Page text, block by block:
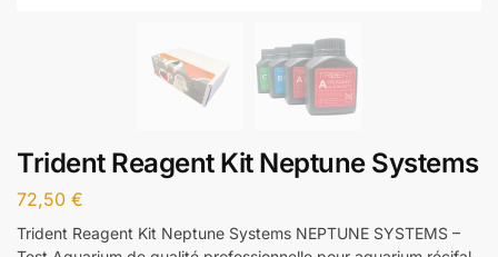
Trident Reagent Kit Neptune Systems
72,50 €
Trident Reagent Kit Neptune Systems NEPTUNE SYSTEMS –